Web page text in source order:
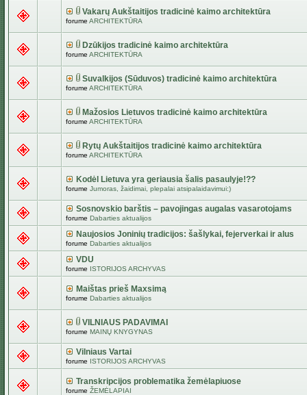
Vakarų Aukštaitijos tradicinė kaimo architektūra
forume ARCHITEKTŪRA
Dzūkijos tradicinė kaimo architektūra
forume ARCHITEKTŪRA
Suvalkijos (Sūduvos) tradicinė kaimo architektūra
forume ARCHITEKTŪRA
Mažosios Lietuvos tradicinė kaimo architektūra
forume ARCHITEKTŪRA
Rytų Aukštaitijos tradicinė kaimo architektūra
forume ARCHITEKTŪRA
Kodėl Lietuva yra geriausia šalis pasaulyje!??
forume Jumoras, žaidimai, plepalai atsipalaidavimui:)
Sosnovskio barštis – pavojingas augalas vasarotojams
forume Dabarties aktualijos
Naujosios Joninių tradicijos: šašlykai, fejerverkai ir alus
forume Dabarties aktualijos
VDU
forume ISTORIJOS ARCHYVAS
Maištas prieš Maxsimą
forume Dabarties aktualijos
VILNIAUS PADAVIMAI
forume MAINŲ KNYGYNAS
Vilniaus Vartai
forume ISTORIJOS ARCHYVAS
Transkripcijos problematika žemėlapiuose
forume ŽEMĖLAPIAI